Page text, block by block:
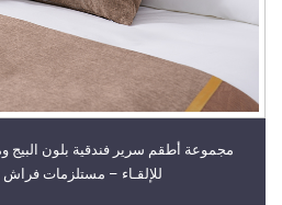
مجموعة أطقم سرير فندقية بلون البيج
للإلقـاء – مستلزمات فراش